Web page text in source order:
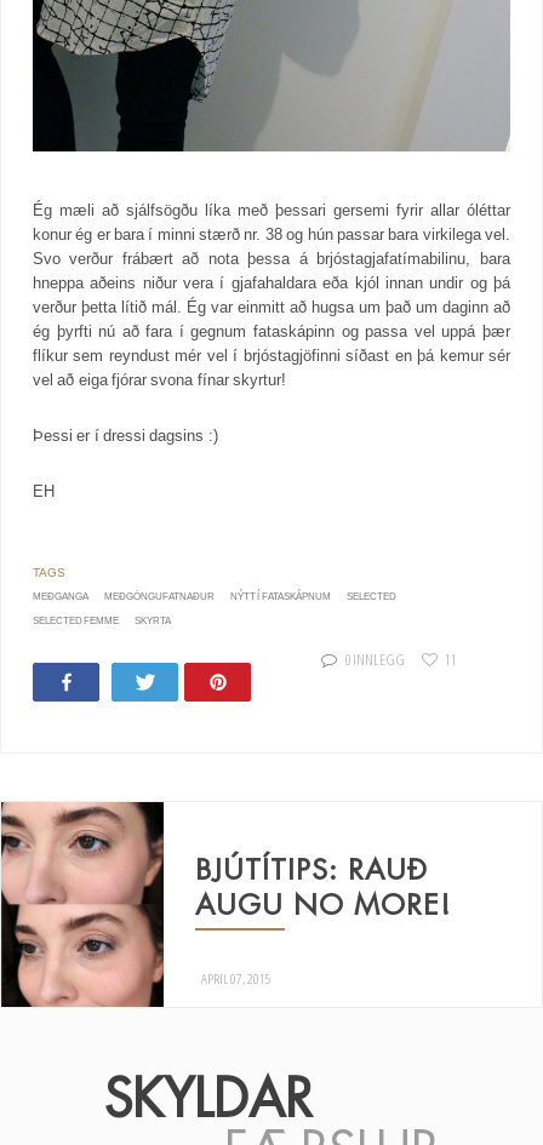
Ég mæli að sjálfsögðu líka með þessari gersemi fyrir allar óléttar
konur ég er bara í minni stærð nr. 38 og hún passar bara virkilega vel.
Svo verður frábært að nota þessa á brjóstagjafatímabilinu, bara
hneppa aðeins niður vera í gjafahaldara eða kjól innan undir og þá
verður þetta lítið mál. Ég var einmitt að hugsa um það um daginn að
ég þyrfti nú að fara í gegnum fataskápinn og passa vel uppá þær
flíkur sem reyndust mér vel í brjóstagjöfinni síðast en þá kemur sér
vel að eiga fjórar svona fínar skyrtur!
Þessi er í dressi dagsins :)
EH
MEÐGANGA MEÐGÖNGUFATNAÐUR NÝTT Í FATASKÁPNUM SELECTED
SELECTED FEMME SKYRTA
Tweet
0 INNLEGG 11
BJÚTÍTIPS: RAUÐ
AUGU NO MORE!
APRIL 07, 2015
SKYLDAR